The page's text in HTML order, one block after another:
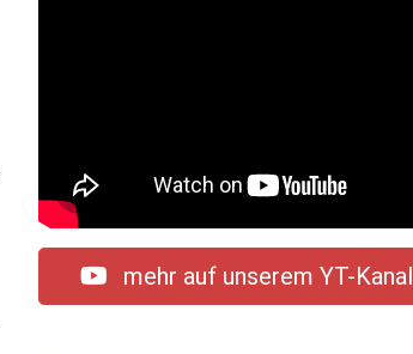
mehr auf unserem YT-Kanal